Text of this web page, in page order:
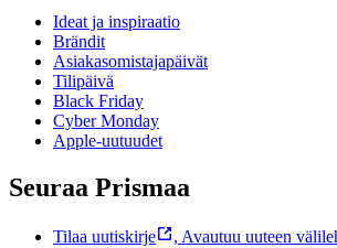
Ideat ja inspiraatio
Brändit
Asiakasomistajapäivät
Tilipäivä
Black Friday
Cyber Monday
Apple-uutuudet
Seuraa Prismaa
Tilaa uutiskirje , Avautuu uuteen